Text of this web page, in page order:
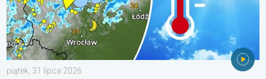
piątek, 31 lipca 2026